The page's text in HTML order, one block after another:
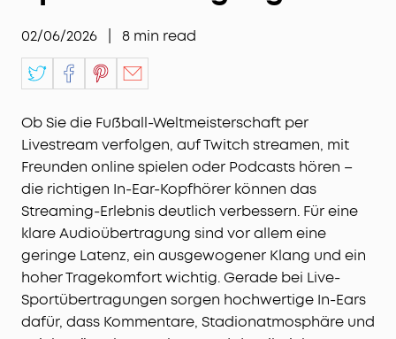
02/06/2026 8 min read
Ob Sie die Fußball-Weltmeisterschaft per
Livestream verfolgen, auf Twitch streamen, mit
Freunden online spielen oder Podcasts hören –
die richtigen In-Ear-Kopfhörer können das
Streaming-Erlebnis deutlich verbessern. Für eine
klare Audioübertragung sind vor allem eine
geringe Latenz, ein ausgewogener Klang und ein
hoher Tragekomfort wichtig. Gerade bei Live-
Sportübertragungen sorgen hochwertige In-Ears
dafür, dass Kommentare, Stadionatmosphäre und